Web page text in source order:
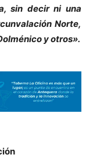
sin decir ni una
Norte,
y otros».